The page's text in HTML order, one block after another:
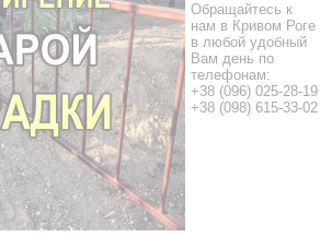
Обращайтесь к
нам в Кривом Роге
в любой удобный
Вам день по
телефонам:
+38 (096) 025-28-19
+38 (098) 615-33-02